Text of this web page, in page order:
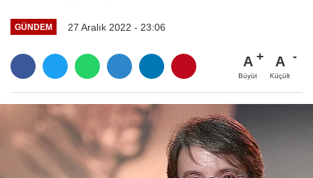
GÜNDEM 27 Aralık 2022 - 23:06
A
Büyüt
A
Küçült